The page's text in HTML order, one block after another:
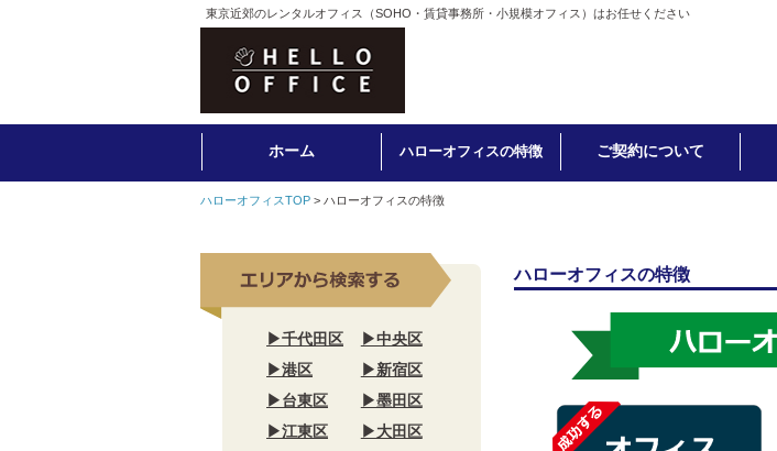
東京近郊のレンタルオフィス（SOHO・賃貸事務所・小規模オフィス）はお任せください
ホーム ハローオフィスの特徴 ご契約について
ハローオフィスTOP > ハローオフィスの特徴
▶千代田区
▶中央区
▶港区
▶新宿区
▶台東区
▶墨田区
▶江東区
▶大田区
ハローオフィスの特徴